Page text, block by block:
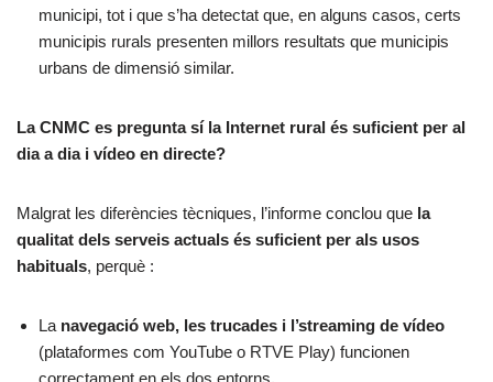
municipi, tot i que s’ha detectat que, en alguns casos, certs
municipis rurals presenten millors resultats que municipis
urbans de dimensió similar.
La CNMC es pregunta sí la Internet rural és suficient per al
dia a dia i vídeo en directe?
Malgrat les diferències tècniques, l’informe conclou que la
qualitat dels serveis actuals és suficient per als usos
habituals, perquè :
La navegació web, les trucades i l’streaming de vídeo
(plataformes com YouTube o RTVE Play) funcionen
correctament en els dos entorns.